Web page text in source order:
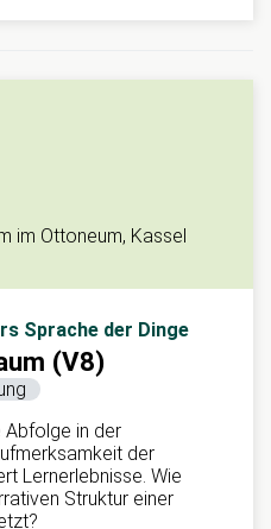
im Ottoneum, Kassel
Sprache der Dinge
(V8)
Abfolge in der
der
Lernerlebnisse. Wie
Struktur einer